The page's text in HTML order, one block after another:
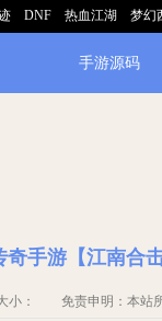
DNF 热血江湖 梦幻
手游源码
奇手游【江南合
： 免责申明：本站所